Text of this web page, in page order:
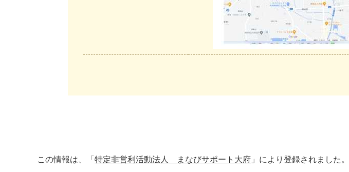
この情報は、「 特定非営利活動法人 まなびサポート大府 」により登録されました。